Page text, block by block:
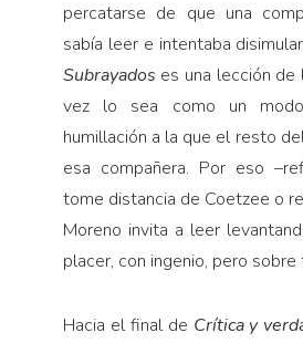
percatarse de que una
sabía leer e intentaba
Subrayados es una lección
vez lo sea como un
humillación a la que el resto
esa compañera. Por eso
tome distancia de Coetzee o
Moreno invita a leer
placer, con ingenio, pero
Hacia el final de Crítica y